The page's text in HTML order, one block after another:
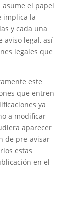
asume el papel
implica la
y cada una
aviso legal, así
legales que
este
que entren
ya
a modificar
aparecer
de pre-avisar
estas
en el